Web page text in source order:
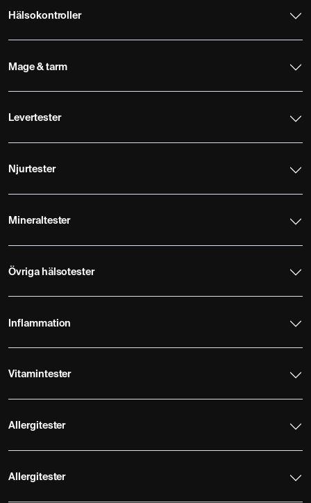
Hälsokontroller
Mage & tarm
Levertester
Njurtester
Mineraltester
Övriga hälsotester
Inflammation
Vitamintester
Allergitester
Allergitester